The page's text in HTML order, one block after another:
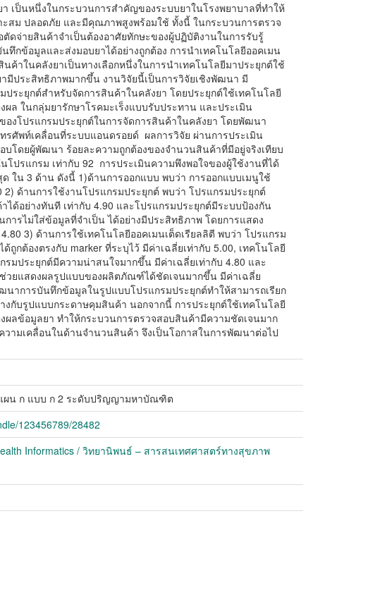
นหนึ่งในกระบวนการสำคัญของระบบยาในโรงพยาบาลที่ทำให้
ะสม ปลอดภัย และมีคุณภาพสูงพร้อมใช้ ทั้งนี้ ในกระบวนการตรวจ
ดจ่ายสินค้าจำเป็นต้องอาศัยทักษะของผู้ปฏิบัติงานในการรับรู้
ทึกข้อมูลและส่งมอบยาได้อย่างถูกต้อง การนำเทคโนโลยีออคเมน
ค้าในคลังยาเป็นทางเลือกหนึ่งในการนำเทคโนโลยีมาประยุกต์ใช้
มีประสิทธิภาพมากขึ้น งานวิจัยนี้เป็นการวิจัยเชิงพัฒนา มี
ระยุกต์สำหรับจัดการสินค้าในคลังยา โดยประยุกต์ใช้เทคโนโลยี
ผล ในกลุ่มยารักษาโรคมะเร็งแบบรับประทาน และประเมิน
องโปรแกรมประยุกต์ในการจัดการสินค้าในคลังยา โดยพัฒนา
รศัพท์เคลื่อนที่ระบบแอนดรอยด์ ผลการวิจัย ผ่านการประเมิน
โดยผู้พัฒนา ร้อยละความถูกต้องของจำนวนสินค้าที่มีอยู่จริงเทียบ
ปรแกรม เท่ากับ 92 การประเมินความพึงพอใจของผู้ใช้งานที่ได้
ใน 3 ด้าน ดังนี้ 1)ด้านการออกแบบ พบว่า การออกแบบเมนูใช้
2) ด้านการใช้งานโปรแกรมประยุกต์ พบว่า โปรแกรมประยุกต์
ได้อย่างทันที เท่ากับ 4.90 และโปรแกรมประยุกต์มีระบบป้องกัน
ารไม่ใส่ข้อมูลที่จำเป็น ได้อย่างมีประสิทธิภาพ โดยการแสดง
3) ด้านการใช้เทคโนโลยีออคเมนเต็ดเรียลลิตี พบว่า โปรแกรม
ถูกต้องตรงกับ marker ที่ระบุไว้ มีค่าเฉลี่ยเท่ากับ 5.00, เทคโนโลยี
รมประยุกต์มีความน่าสนใจมากขึ้น มีค่าเฉลี่ยเท่ากับ 4.80 และ
ช่วยแสดงผลรูปแบบของผลิตภัณฑ์ได้ชัดเจนมากขึ้น มีค่าเฉลี่ย
นาการบันทึกข้อมูลในรูปแบบโปรแกรมประยุกต์ทำให้สามารถเรียก
งกับรูปแบบกระดาษคุมสินค้า นอกจากนี้ การประยุกต์ใช้เทคโนโลยี
ผลข้อมูลยา ทำให้กระบวนการตรวจสอบสินค้ามีความชัดเจนมาก
ามเคลื่อนในด้านจำนวนสินค้า จึงเป็นโอกาสในการพัฒนาต่อไป
ผน ก แบบ ก 2 ระดับปริญญามหาบัณฑิต
123456789/28482
Informatics / วิทยานิพนธ์ – สารสนเทศศาสตร์ทางสุขภาพ